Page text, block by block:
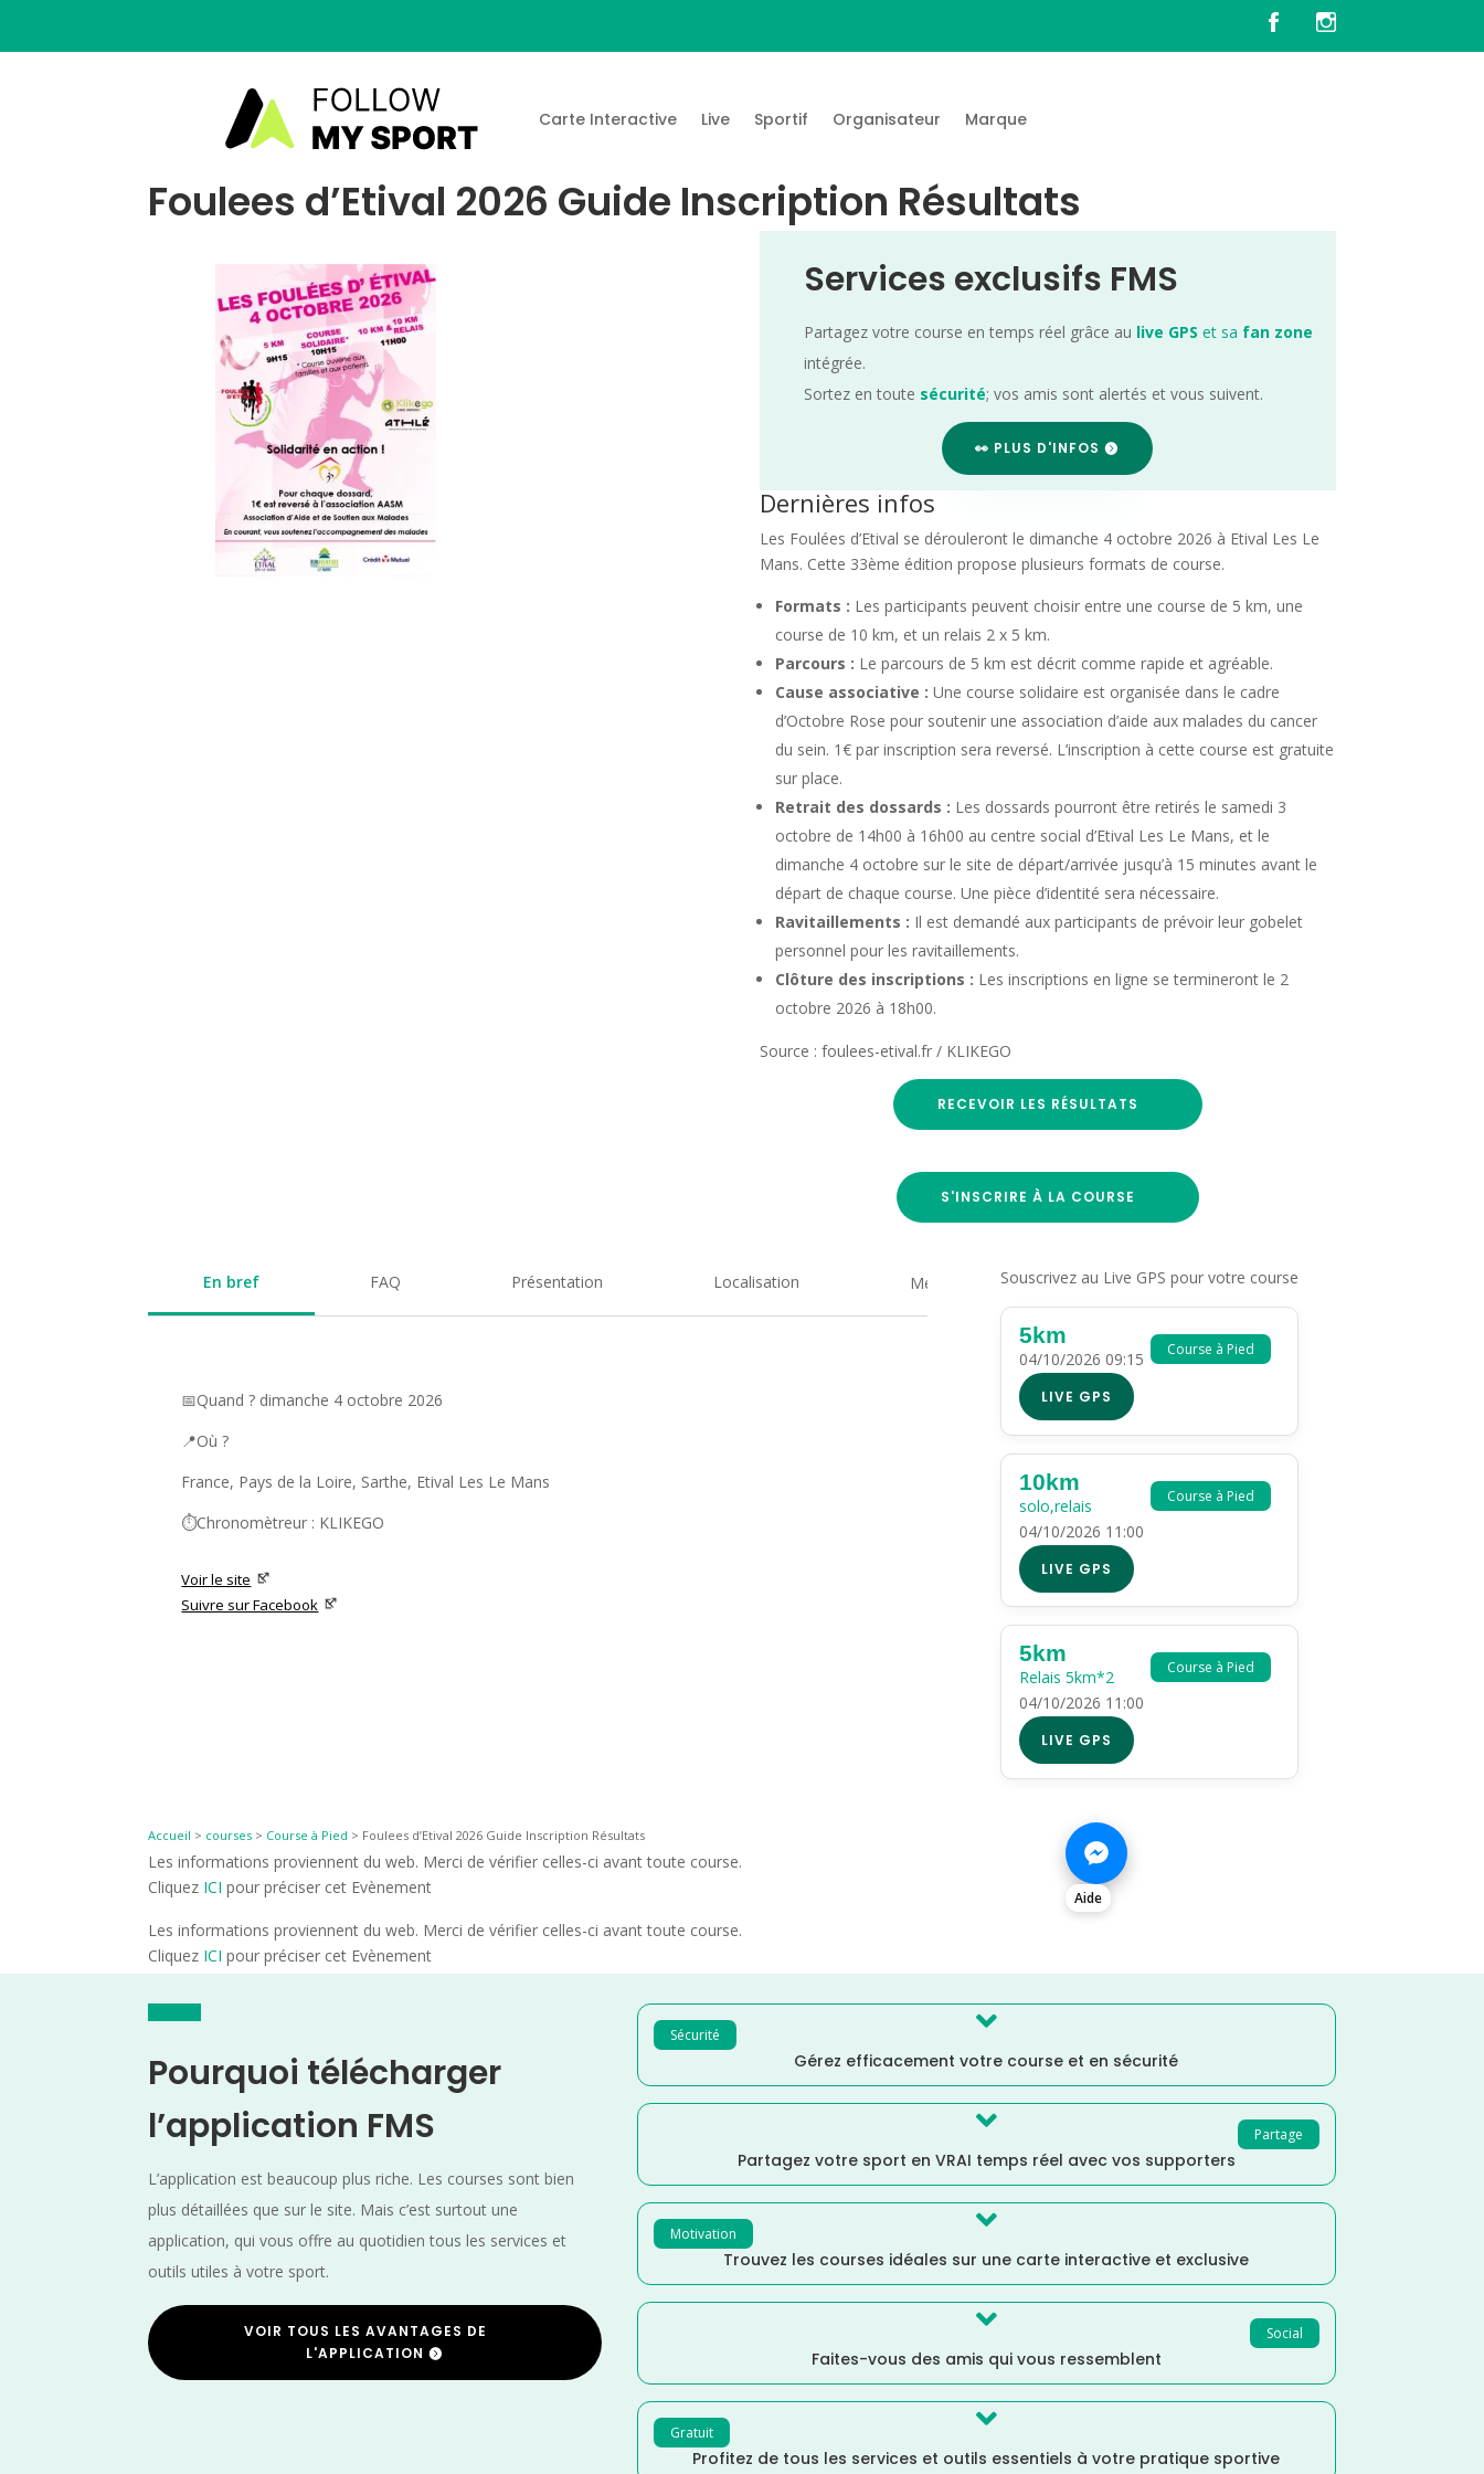
Carte Interactive Live Sportif Organisateur Marque
Foulees d’Etival 2026 Guide Inscription Résultats
Services exclusifs FMS
Partagez votre course en temps réel grâce au live GPS et sa fan zone
intégrée.
Sortez en toute sécurité; vos amis sont alertés et vous suivent.
👀 PLUS D'INFOS
Dernières infos
Les Foulées d’Etival se dérouleront le dimanche 4 octobre 2026 à Etival Les Le
Mans. Cette 33ème édition propose plusieurs formats de course.
Formats : Les participants peuvent choisir entre une course de 5 km, une
course de 10 km, et un relais 2 x 5 km.
Parcours : Le parcours de 5 km est décrit comme rapide et agréable.
Cause associative : Une course solidaire est organisée dans le cadre
d’Octobre Rose pour soutenir une association d’aide aux malades du cancer
du sein. 1€ par inscription sera reversé. L’inscription à cette course est gratuite
sur place.
Retrait des dossards : Les dossards pourront être retirés le samedi 3
octobre de 14h00 à 16h00 au centre social d’Etival Les Le Mans, et le
dimanche 4 octobre sur le site de départ/arrivée jusqu’à 15 minutes avant le
départ de chaque course. Une pièce d’identité sera nécessaire.
Ravitaillements : Il est demandé aux participants de prévoir leur gobelet
personnel pour les ravitaillements.
Clôture des inscriptions : Les inscriptions en ligne se termineront le 2
octobre 2026 à 18h00.
Source : foulees-etival.fr / KLIKEGO
RECEVOIR LES RÉSULTATS
S'INSCRIRE À LA COURSE
En bref FAQ Présentation Localisation Medias
📅Quand ? dimanche 4 octobre 2026
📍Où ?
France, Pays de la Loire, Sarthe, Etival Les Le Mans
⏱️Chronomètreur : KLIKEGO
Voir le site
Suivre sur Facebook
Souscrivez au Live GPS pour votre course
Course à Pied
5km
04/10/2026 09:15
LIVE GPS
Course à Pied
10km
solo,relais
04/10/2026 11:00
LIVE GPS
Course à Pied
5km
Relais 5km*2
04/10/2026 11:00
LIVE GPS
Accueil > courses > Course à Pied > Foulees d’Etival 2026 Guide Inscription Résultats
Les informations proviennent du web. Merci de vérifier celles-ci avant toute course.
Cliquez ICI pour préciser cet Evènement
Les informations proviennent du web. Merci de vérifier celles-ci avant toute course.
Cliquez ICI pour préciser cet Evènement
Aide
Pourquoi télécharger
l’application FMS
L’application est beaucoup plus riche. Les courses sont bien
plus détaillées que sur le site. Mais c’est surtout une
application, qui vous offre au quotidien tous les services et
outils utiles à votre sport.
VOIR TOUS LES AVANTAGES DE
L'APPLICATION
Sécurité 
Gérez efficacement votre course et en sécurité
Partage

Partagez votre sport en VRAI temps réel avec vos supporters
Motivation 
Trouvez les courses idéales sur une carte interactive et exclusive
Social

Faites-vous des amis qui vous ressemblent
Gratuit 
Profitez de tous les services et outils essentiels à votre pratique sportive